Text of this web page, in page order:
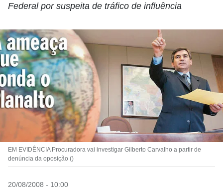
Federal por suspeita de tráfico de influência
EM EVIDÊNCIA Procuradora vai investigar Gilberto Carvalho a partir de
denúncia da oposição ()
20/08/2008 - 10:00